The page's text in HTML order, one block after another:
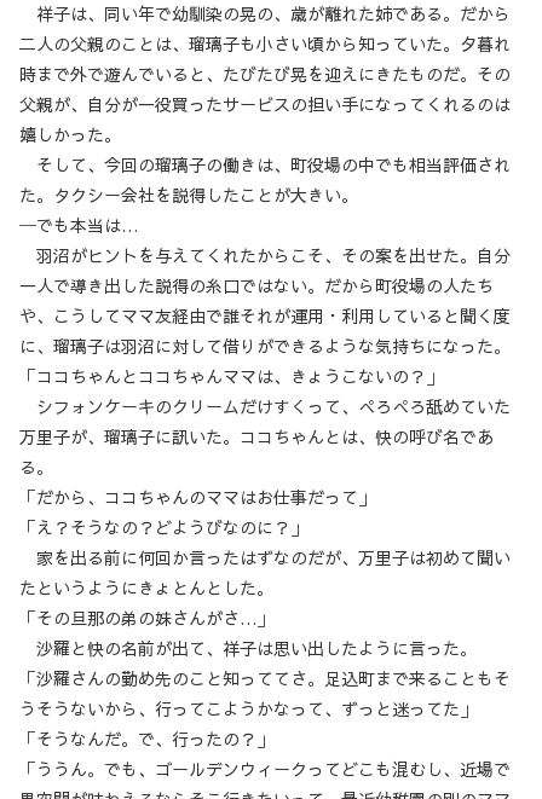
祥子は、同い年で幼馴染の晃の、歳が離れた姉である。だから
二人の父親のことは、瑠璃子も小さい頃から知っていた。夕暮れ
時まで外で遊んでいると、たびたび晃を迎えにきたものだ。その
父親が、自分が一役買ったサービスの担い手になってくれるのは
嬉しかった。
そして、今回の瑠璃子の働きは、町役場の中でも相当評価され
た。タクシー会社を説得したことが大きい。
─でも本当は…
羽沼がヒントを与えてくれたからこそ、その案を出せた。自分
一人で導き出した説得の糸口ではない。だから町役場の人たち
や、こうしてママ友経由で誰それが運用・利用していると聞く度
に、瑠璃子は羽沼に対して借りができるような気持ちになった。
「ココちゃんとココちゃんママは、きょうこないの？」
シフォンケーキのクリームだけすくって、ぺろぺろ舐めていた
万里子が、瑠璃子に訊いた。ココちゃんとは、快の呼び名であ
る。
「だから、ココちゃんのママはお仕事だって」
「え？そうなの？どようびなのに？」
家を出る前に何回か言ったはずなのだが、万里子は初めて聞い
たというようにきょとんとした。
「その旦那の弟の妹さんがさ…」
沙羅と快の名前が出て、祥子は思い出したように言った。
「沙羅さんの勤め先のこと知っててさ。足込町まで来ることもそ
うそうないから、行ってこようかなって、ずっと迷ってた」
「そうなんだ。で、行ったの？」
「ううん。でも、ゴールデンウィークってどこも混むし、近場で